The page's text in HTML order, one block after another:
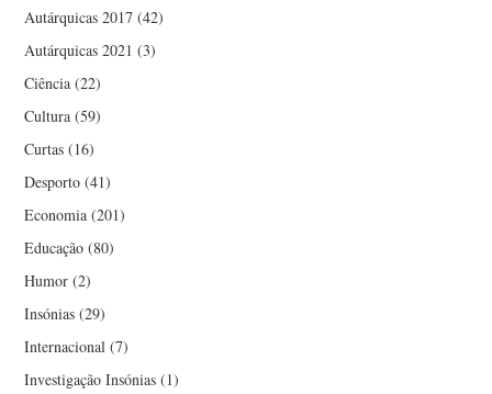
Autárquicas 2017 (42)
Autárquicas 2021 (3)
Ciência (22)
Cultura (59)
Curtas (16)
Desporto (41)
Economia (201)
Educação (80)
Humor (2)
Insónias (29)
Internacional (7)
Investigação Insónias (1)